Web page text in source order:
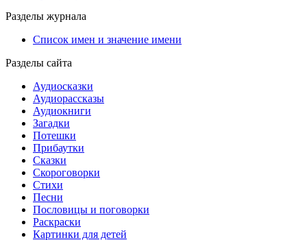
Разделы журнала
Список имен и значение имени
Разделы сайта
Аудиосказки
Аудиорассказы
Аудиокниги
Загадки
Потешки
Прибаутки
Сказки
Скороговорки
Стихи
Песни
Пословицы и поговорки
Раскраски
Картинки для детей